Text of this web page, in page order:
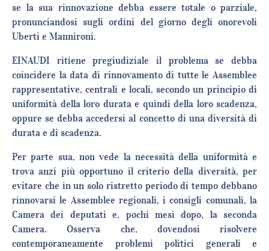
se la sua rinnovazione debba essere totale o parziale,
pronunciandosi sugli ordini del giorno degli onorevoli
Uberti e Mannironi.
EINAUDI ritiene pregiudiziale il problema se debba
coincidere la data di rinnovamento di tutte le Assemblee
rappresentative, centrali e locali, secondo un principio di
uniformità della loro durata e quindi della loro scadenza,
oppure se debba accedersi al concetto di una diversità di
durata e di scadenza.
Per parte sua, non vede la necessità della uniformità e
trova anzi più opportuno il criterio della diversità, per
evitare che in un solo ristretto periodo di tempo debbano
rinnovarsi le Assemblee regionali, i consigli comunali, la
Camera dei deputati e, pochi mesi dopo, la seconda
Camera. Osserva che, dovendosi risolvere
contemporaneamente problemi politici generali e